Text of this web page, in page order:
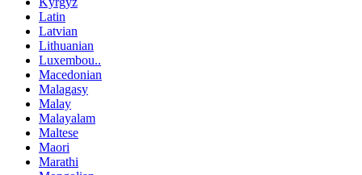
Latin
Latvian
Lithuanian
Luxembou..
Macedonian
Malagasy
Malay
Malayalam
Maltese
Maori
Marathi